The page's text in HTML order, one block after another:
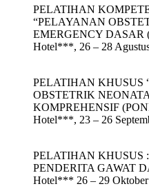
PELATIHAN
“PELAYANAN
EMERGENCY DASAR
Hotel***, 26 – 28
PELATIHAN KHUSUS
OBSTETRIK
KOMPREHENSIF
Hotel***, 23 – 26
PELATIHAN KHUSUS
PENDERITA GAWAT
Hotel*** 26 – 29 Oktober